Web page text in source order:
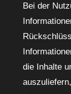
Bei der
die Inhalte